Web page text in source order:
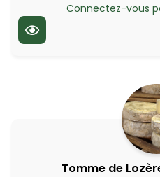
Connectez-vous
Tomme de